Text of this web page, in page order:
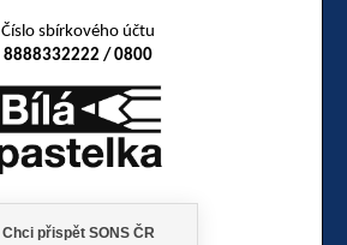
Číslo sbírkového účtu
8888332222 / 0800